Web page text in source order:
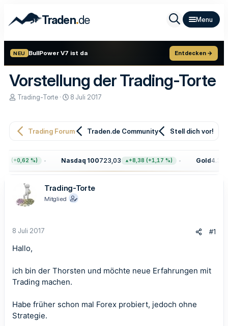
Traden.de
NEU BullPower V7 ist da Entdecken →
Vorstellung der Trading-Torte
E
e
r
Trading-Torte
E
e
a
m
8 Juli 2017
Trading Forum Traden.de Community Stell dich vor!
(+0,62 %) Nasdaq 100723,03 +8,38 (+1,17 %) Gold
Trading-Torte
Mitglied
8 Juli 2017 #1
Hallo,
ich bin der Thorsten und möchte neue Erfahrungen mit
Trading machen.
Habe früher schon mal Forex probiert, jedoch ohne
Strategie.